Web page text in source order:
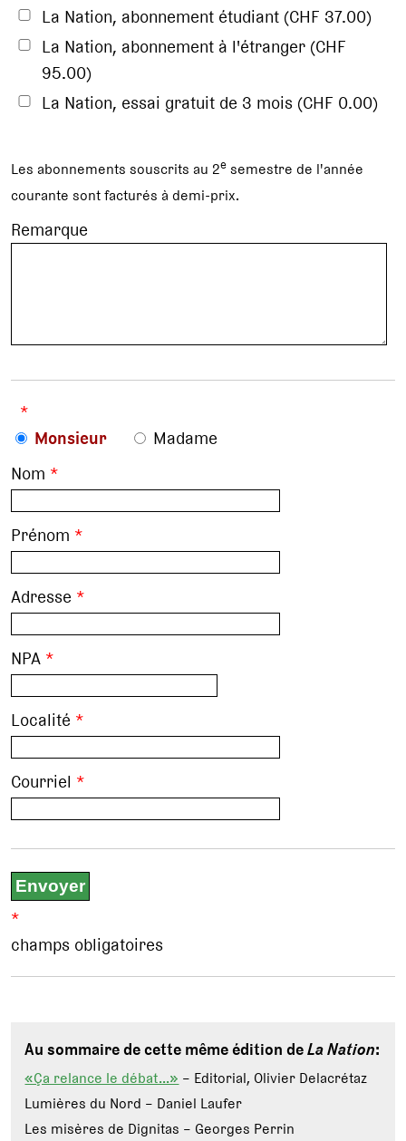
La Nation, abonnement étudiant (CHF 37.00)
La Nation, abonnement à l'étranger (CHF
95.00)
La Nation, essai gratuit de 3 mois (CHF 0.00)
Les abonnements souscrits au 2e semestre de l'année
courante sont facturés à demi-prix.
Remarque
*
Monsieur
Madame
Nom *
Prénom *
Adresse *
NPA *
Localité *
Courriel *
*
champs obligatoires
Au sommaire de cette même édition deLa Nation:
«Ça relance le débat…» – Editorial, Olivier Delacrétaz
Lumières du Nord – Daniel Laufer
Les misères de Dignitas – Georges Perrin